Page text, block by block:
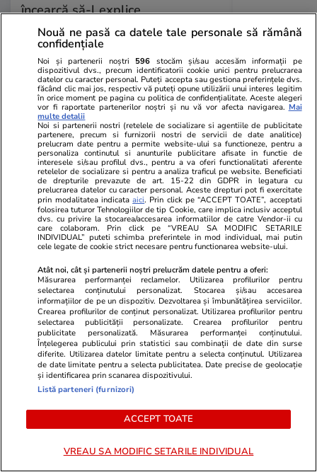
încearcă să-l explice
Lifestyle 30 iul.
Ce vase de gătit îți trebuie dacă
te muți singur – ustensile pe
care trebuie să le ai în bucătărie
Lifestyle 31 iul.
Ulei de perilla – ce este și ce
beneficii are
Lifestyle 31 iul.
Cum poate fi consumat
ghimbirul
Nouă ne pasă ca datele tale personale să rămână
confidențiale
Noi și partenerii noștri 596 stocăm și/sau accesăm informații pe
dispozitivul dvs., precum identificatorii cookie unici pentru prelucrarea
datelor cu caracter personal. Puteți accepta sau gestiona preferințele dvs.
făcând clic mai jos, respectiv vă puteți opune utilizării unui interes legitim
în orice moment pe pagina cu politica de confidențialitate. Aceste alegeri
vor fi raportate partenerilor noștri și nu vă vor afecta navigarea. Mai
multe detalii
Noi si partenerii nostri (retelele de socializare si agentiile de publicitate
partenere, precum si furnizorii nostri de servicii de date analitice)
prelucram date pentru a permite website-ului sa functioneze, pentru a
personaliza continutul si anunturile publicitare afisate in functie de
interesele si/sau profilul dvs., pentru a va oferi functionalitati aferente
retelelor de socializare si pentru a analiza traficul pe website. Beneficiati
de drepturile prevazute de art. 15-22 din GDPR in legatura cu
prelucrarea datelor cu caracter personal. Aceste drepturi pot fi exercitate
prin modalitatea indicataaici. Prin click pe “ACCEPT TOATE”, acceptati
folosirea tuturor Tehnologiilor de tip Cookie, care implica inclusiv acceptul
dvs. cu privire la stocarea/accesarea informatiilor de catre Vendor-ii cu
care colaboram. Prin click pe “VREAU SA MODIFIC SETARILE
INDIVIDUAL” puteti schimba preferintele in mod individual, mai putin
cele legate de cookie strict necesare pentru functionarea website-ului.
Atât noi, cât și partenerii noștri prelucrăm datele pentru a oferi:
Măsurarea performanței reclamelor. Utilizarea profilurilor pentru
selectarea conținutului personalizat. Stocarea și/sau accesarea
informațiilor de pe un dispozitiv. Dezvoltarea și îmbunătățirea serviciilor.
Crearea profilurilor de conținut personalizat. Utilizarea profilurilor pentru
selectarea publicității personalizate. Crearea profilurilor pentru
publicitate personalizată. Măsurarea performanței conținutului.
Înțelegerea publicului prin statistici sau combinații de date din surse
diferite. Utilizarea datelor limitate pentru a selecta conținutul. Utilizarea
de date limitate pentru a selecta publicitatea. Date precise de geolocație
și identificarea prin scanarea dispozitivului.
Listă parteneri (furnizori)
ACCEPT TOATE
VREAU SA MODIFIC SETARILE INDIVIDUAL